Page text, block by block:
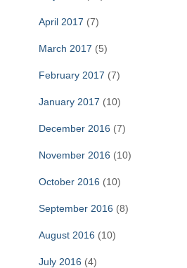
April 2017 (7)
March 2017 (5)
February 2017 (7)
January 2017 (10)
December 2016 (7)
November 2016 (10)
October 2016 (10)
September 2016 (8)
August 2016 (10)
July 2016 (4)